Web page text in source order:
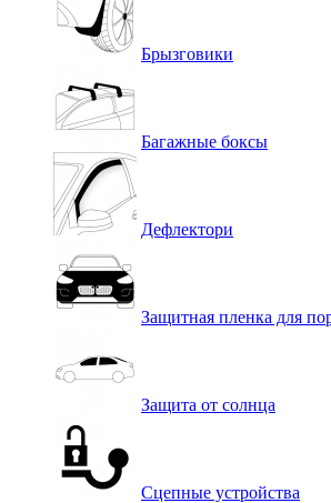
Брызговики
Багажные боксы
Дефлектори
Защитная пленка для
Защита от солнца
Сцепные устройства